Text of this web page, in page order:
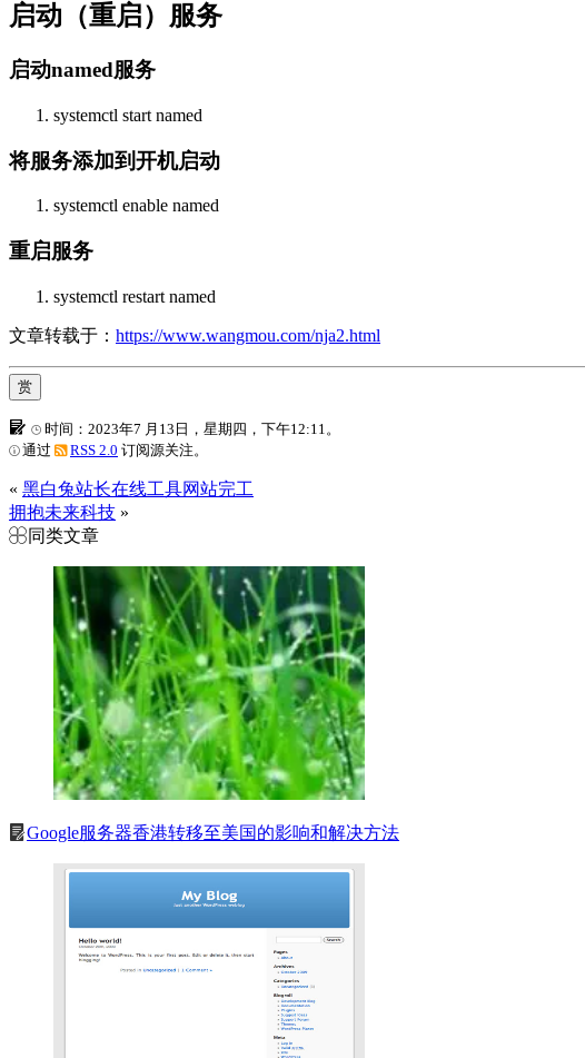
启动（重启）服务
启动named服务
systemctl start named
将服务添加到开机启动
systemctl enable named
重启服务
systemctl restart named
文章转载于： https://www.wangmou.com/nja2.html
赏
时间：2023年7 月13日，星期四，下午12:11。
通过
RSS 2.0 订阅源关注。
« 黑白兔站长在线工具网站完工
拥抱未来科技 »
同类文章
Google服务器香港转移至美国的影响和解决方法